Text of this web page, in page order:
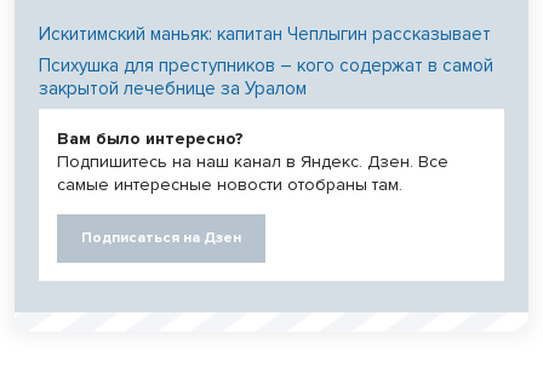
Искитимский маньяк: капитан Чеплыгин рассказывает
Психушка для преступников – кого содержат в самой
закрытой лечебнице за Уралом
Вам было интересно?
Подпишитесь на наш канал в Яндекс. Дзен. Все
самые интересные новости отобраны там.
Подписаться на Дзен